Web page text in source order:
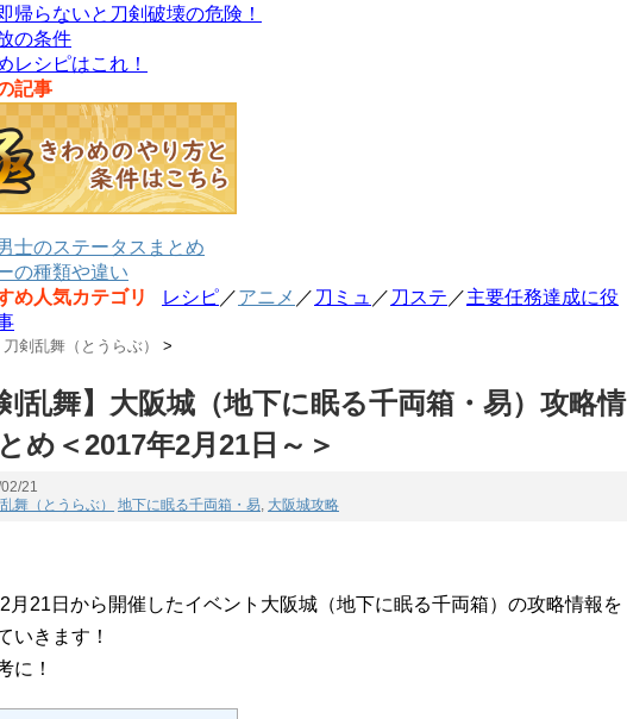
帰らないと刀剣破壊の危険！
の条件
レシピはこれ！
記事
士のステータスまとめ
の種類や違い
め人気カテゴリ
レシピ／アニメ ／ 刀ミュ ／ 刀ステ ／主要任務達成に役
刀剣乱舞（とうらぶ） >
剣乱舞】大阪城（地下に眠る千両箱・易）攻略情
め＜2017年2月21日～＞
21
舞（とうらぶ） 地下に眠る千両箱・易, 大阪城攻略
月21日から開催したイベント大阪城（地下に眠る千両箱）の攻略情報を
いきます！
に！